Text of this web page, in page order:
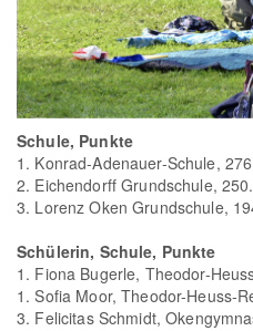
Schule, Punkte
1. Konrad-Adenauer-Schule,
2. Eichendorff Grundschule,
3. Lorenz Oken Grundschule,
Schülerin, Schule, Punkte
1. Fiona Bugerle, Theodor-
1. Sofia Moor, Theodor-Heuss-
3. Felicitas Schmidt,